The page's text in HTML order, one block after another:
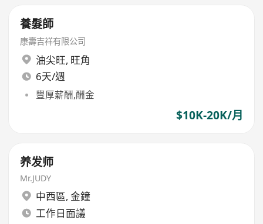
養髮師
康壽吉祥有限公司
油尖旺, 旺角
6天/週
豐厚薪酬,酬金
$10K-20K/月
养发师
Mr.JUDY
中西區, 金鐘
工作日面議